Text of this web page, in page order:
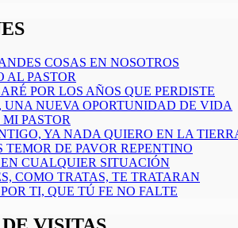
COSAS EN NOSOTROS
AL PASTOR
POR LOS AÑOS QUE PERDISTE
UNA NUEVA OPORTUNIDAD DE VIDA
PASTOR
YA NADA QUIERO EN LA
TEMOR DE PAVOR REPENTINO
EN CUALQUIER SITUACIÓN
COMO TRATAS, TE TRATARAN
TI, QUE TÚ FE NO FALTE